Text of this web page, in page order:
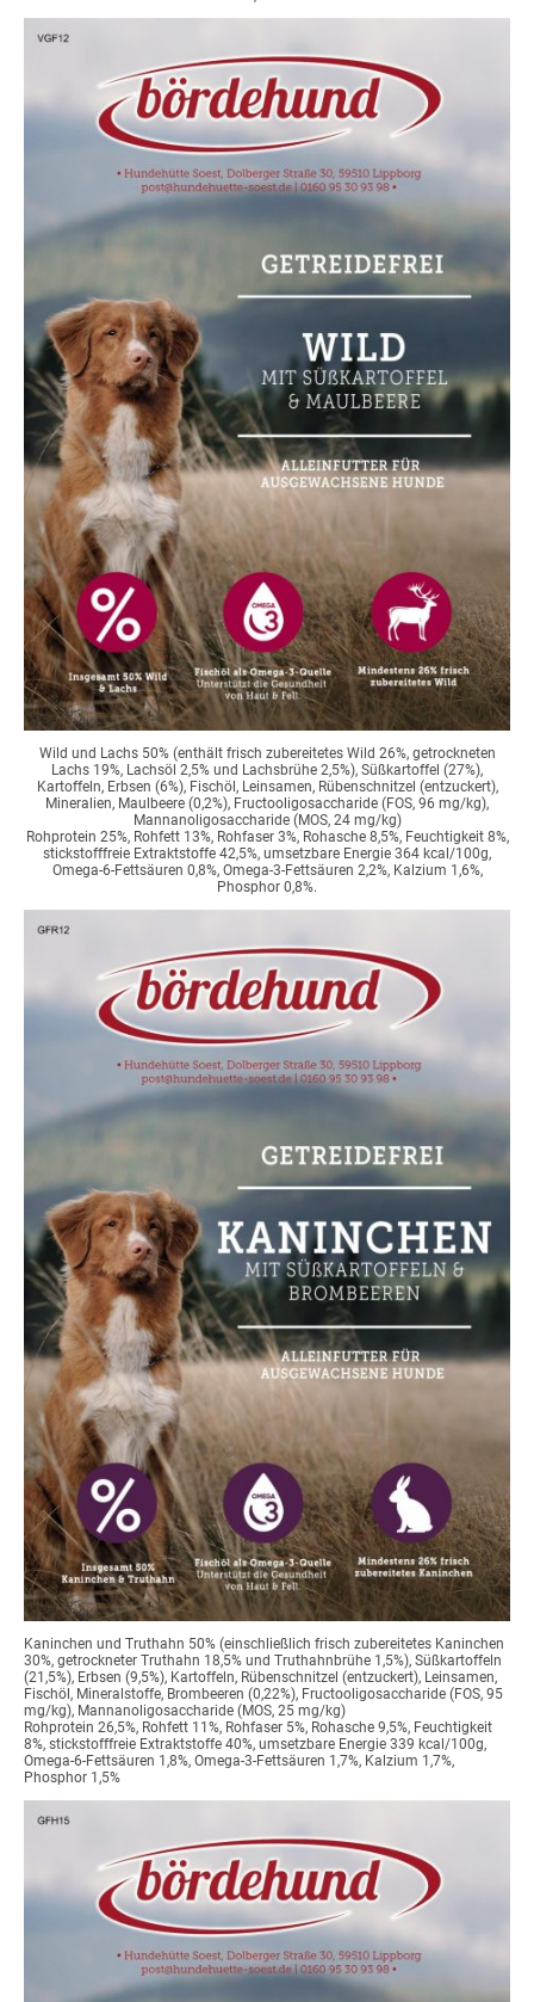
Wild und Lachs 50% (enthält frisch zubereitetes Wild 26%, getrockneten
Lachs 19%, Lachsöl 2,5% und Lachsbrühe 2,5%), Süßkartoffel (27%),
Kartoffeln, Erbsen (6%), Fischöl, Leinsamen, Rübenschnitzel (entzuckert),
Mineralien, Maulbeere (0,2%), Fructooligosaccharide (FOS, 96 mg/kg),
Mannanoligosaccharide (MOS, 24 mg/kg)
Rohprotein 25%, Rohfett 13%, Rohfaser 3%, Rohasche 8,5%, Feuchtigkeit 8%,
stickstofffreie Extraktstoffe 42,5%, umsetzbare Energie 364 kcal/100g,
Omega-6-Fettsäuren 0,8%, Omega-3-Fettsäuren 2,2%, Kalzium 1,6%,
Phosphor 0,8%.
Kaninchen und Truthahn 50% (einschließlich frisch zubereitetes Kaninchen
30%, getrockneter Truthahn 18,5% und Truthahnbrühe 1,5%), Süßkartoffeln
(21,5%), Erbsen (9,5%), Kartoffeln, Rübenschnitzel (entzuckert), Leinsamen,
Fischöl, Mineralstoffe, Brombeeren (0,22%), Fructooligosaccharide (FOS, 95
mg/kg), Mannanoligosaccharide (MOS, 25 mg/kg)
Rohprotein 26,5%, Rohfett 11%, Rohfaser 5%, Rohasche 9,5%, Feuchtigkeit
8%, stickstofffreie Extraktstoffe 40%, umsetzbare Energie 339 kcal/100g,
Omega-6-Fettsäuren 1,8%, Omega-3-Fettsäuren 1,7%, Kalzium 1,7%,
Phosphor 1,5%